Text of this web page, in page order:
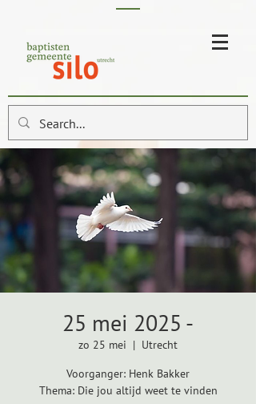
25 mei 2025 -
zo 25 mei
  |
Utrecht
Voorganger: Henk Bakker
Thema: Die jou altijd weet te vinden